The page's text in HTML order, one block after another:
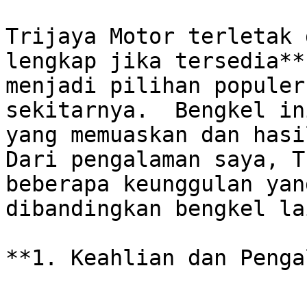
Trijaya Motor terletak
lengkap jika
menjadi pilihan populer
sekitarnya.  Bengkel
yang memuaskan dan
Dari pengalaman
beberapa keunggulan
dibandingkan bengkel
**1. Keahlian dan